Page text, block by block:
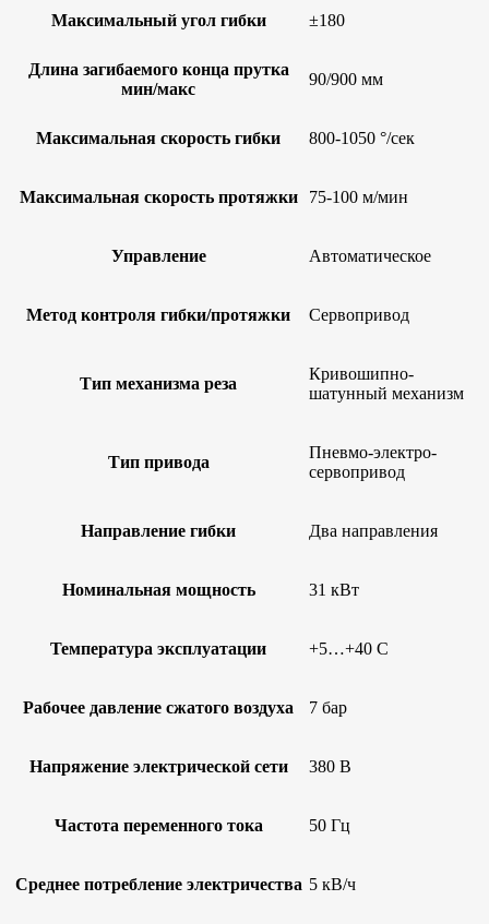
Максимальный угол гибки ±180
Длина загибаемого конца прутка
мин/макс
90/900 мм
Максимальная скорость гибки 800-1050 °/сек
Максимальная скорость протяжки 75-100 м/мин
Управление Автоматическое
Метод контроля гибки/протяжки Сервопривод
Тип механизма реза
Кривошипно-
шатунный механизм
Тип привода
Пневмо-электро-
сервопривод
Направление гибки Два направления
Номинальная мощность 31 кВт
Температура эксплуатации +5…+40 С
Рабочее давление сжатого воздуха 7 бар
Напряжение электрической сети 380 В
Частота переменного тока 50 Гц
Среднее потребление электричества 5 кВ/ч